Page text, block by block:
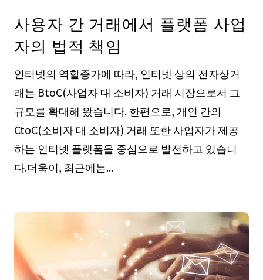
사용자 간 거래에서 플랫폼 사업
자의 법적 책임
인터넷의 역할증가에 따라, 인터넷 상의 전자상거
래는 BtoC(사업자 대 소비자) 거래 시장으로서 그
규모를 확대해 왔습니다. 한편으로, 개인 간의
CtoC(소비자 대 소비자) 거래 또한 사업자가 제공
하는 인터넷 플랫폼을 중심으로 발전하고 있습니
다.더욱이, 최근에는...